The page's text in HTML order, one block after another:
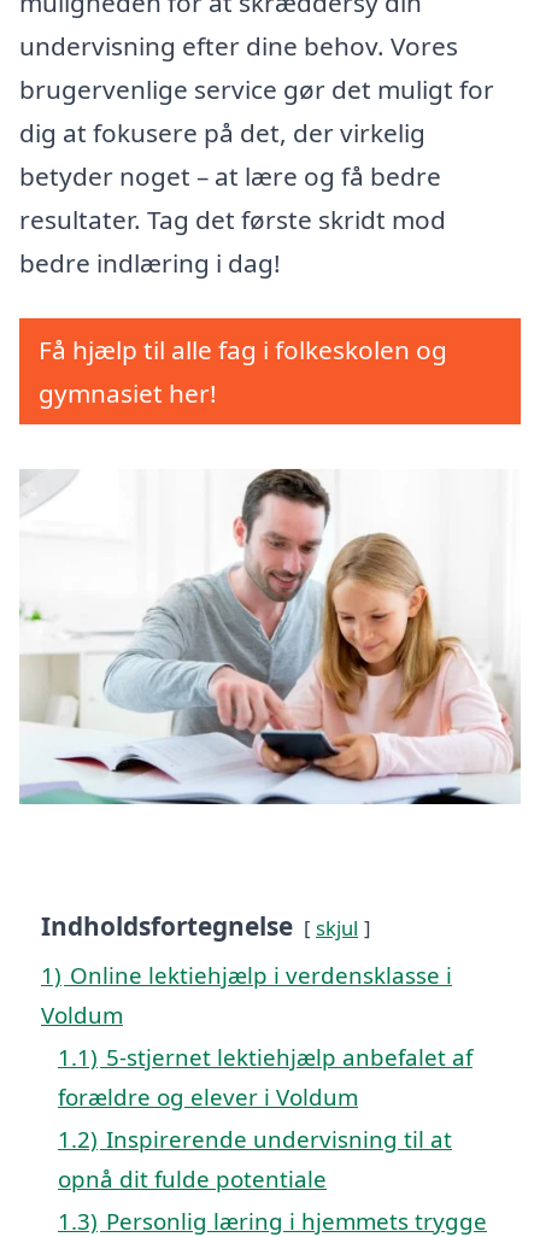
undervisning efter dine behov. Vores
brugervenlige service gør det muligt for
dig at fokusere på det, der virkelig
betyder noget – at lære og få bedre
resultater. Tag det første skridt mod
bedre indlæring i dag!
Få hjælp til alle fag i folkeskolen og
gymnasiet her!
Indholdsfortegnelse skjul
1) Online lektiehjælp i verdensklasse i
Voldum
1.1) 5-stjernet lektiehjælp anbefalet af
forældre og elever i Voldum
1.2) Inspirerende undervisning til at
opnå dit fulde potentiale
1.3) Personlig læring i hjemmets trygge